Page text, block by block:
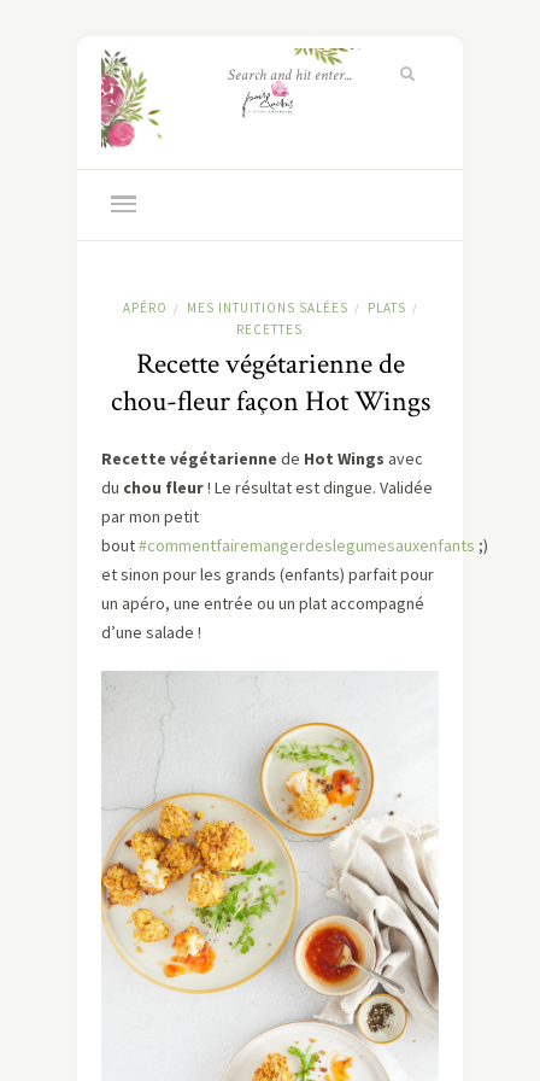
APÉRO / MES INTUITIONS SALÉES / PLATS /
RECETTES
Recette végétarienne de
chou-fleur façon Hot Wings
Recette végétarienne de Hot Wings avec
du chou fleur! Le résultat est dingue. Validée
par mon petit
bout#commentfairemangerdeslegumesauxenfants ;)
et sinon pour les grands (enfants) parfait pour
un apéro, une entrée ou un plat accompagné
d’une salade !